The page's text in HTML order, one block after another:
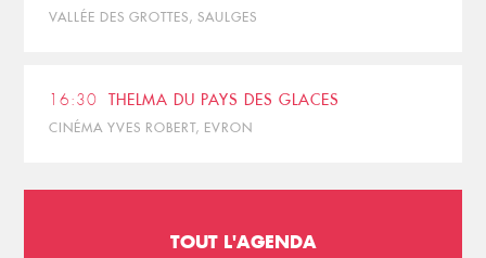
VALLÉE DES GROTTES, SAULGES
16:30 THELMA DU PAYS DES GLACES
CINÉMA YVES ROBERT, EVRON
TOUT L'AGENDA